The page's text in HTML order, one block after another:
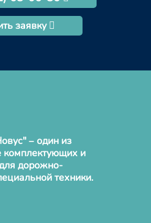
заявку
– один из
комплектующих и
дорожно-
техники.